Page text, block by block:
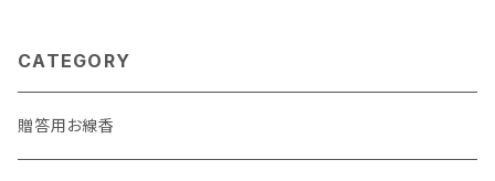
CATEGORY
贈答用お線香